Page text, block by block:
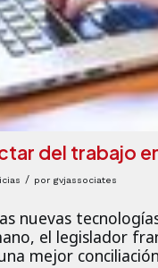
del trabajo
/ por gvjassociates
nuevas
el legislador
mejor